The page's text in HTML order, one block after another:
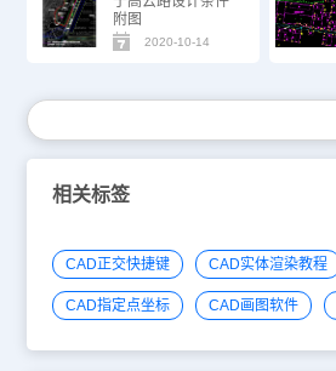
附图
2020-10-14
相关标签
CAD正交快捷键 CAD实体渲染教程
CAD指定点坐标 CAD画图软件